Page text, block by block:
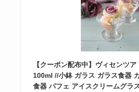
【クーポン配布中】ヴィセンツ
100ml //小鉢 ガラス ガラス食器
食器 パフェ アイスクリームグラ